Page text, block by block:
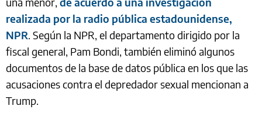
realizada por la radio pública estadounidense,
NPR. Según la NPR, el departamento dirigido por la
fiscal general, Pam Bondi, también eliminó algunos
documentos de la base de datos pública en los que las
acusaciones contra el depredador sexual mencionan a
Trump.